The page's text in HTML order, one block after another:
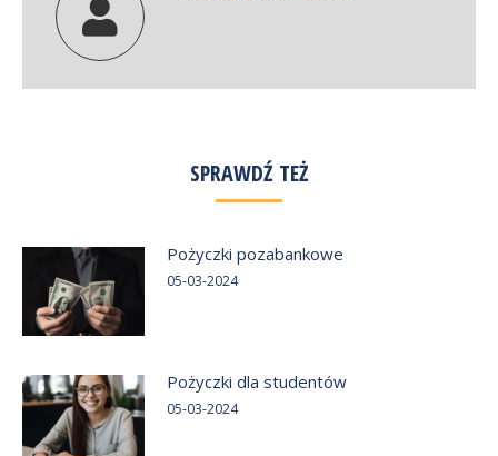
SPRAWDŹ TEŻ
Pożyczki pozabankowe
05-03-2024
Pożyczki dla studentów
05-03-2024